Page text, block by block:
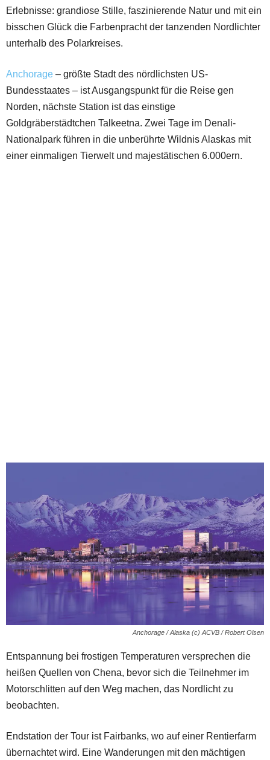
Erlebnisse: grandiose Stille, faszinierende Natur und mit ein
bisschen Glück die Farbenpracht der tanzenden Nordlichter
unterhalb des Polarkreises.
Anchorage – größte Stadt des nördlichsten US-
Bundesstaates – ist Ausgangspunkt für die Reise gen
Norden, nächste Station ist das einstige
Goldgräberstädtchen Talkeetna. Zwei Tage im Denali-
Nationalpark führen in die unberührte Wildnis Alaskas mit
einer einmaligen Tierwelt und majestätischen 6.000ern.
Anchorage / Alaska (c) ACVB / Robert Olsen
Entspannung bei frostigen Temperaturen versprechen die
heißen Quellen von Chena, bevor sich die Teilnehmer im
Motorschlitten auf den Weg machen, das Nordlicht zu
beobachten.
Endstation der Tour ist Fairbanks, wo auf einer Rentierfarm
übernachtet wird. Eine Wanderungen mit den mächtigen